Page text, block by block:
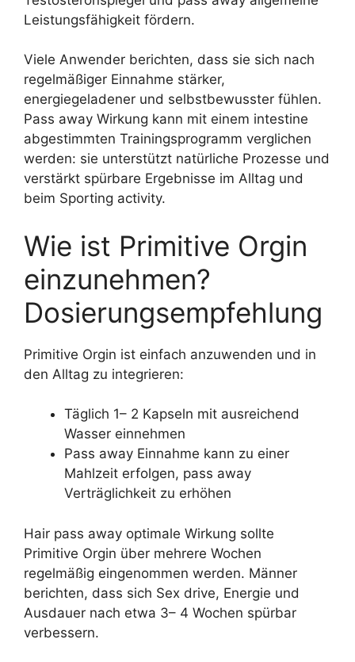
Leistungsfähigkeit fördern.
Viele Anwender berichten, dass sie sich nach
regelmäßiger Einnahme stärker,
energiegeladener und selbstbewusster fühlen.
Pass away Wirkung kann mit einem intestine
abgestimmten Trainingsprogramm verglichen
werden: sie unterstützt natürliche Prozesse und
verstärkt spürbare Ergebnisse im Alltag und
beim Sporting activity.
Wie ist Primitive Orgin
einzunehmen?
Dosierungsempfehlung
Primitive Orgin ist einfach anzuwenden und in
den Alltag zu integrieren:
Täglich 1– 2 Kapseln mit ausreichend
Wasser einnehmen
Pass away Einnahme kann zu einer
Mahlzeit erfolgen, pass away
Verträglichkeit zu erhöhen
Hair pass away optimale Wirkung sollte
Primitive Orgin über mehrere Wochen
regelmäßig eingenommen werden. Männer
berichten, dass sich Sex drive, Energie und
Ausdauer nach etwa 3– 4 Wochen spürbar
verbessern.